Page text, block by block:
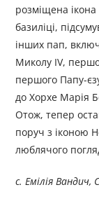
розміщена
базиліці,
інших пап,
Миколу IV,
першого Папу-
до Хорхе Марія
Отож, тепер
поруч з іконою
люблячого
с. Емілія